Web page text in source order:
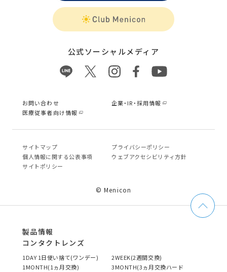
公式ソーシャルメディア
お問い合わせ
企業・IR・採用情報
医療従事者向け情報
サイトマップ
プライバシーポリシー
個⼈情報に関する公表事項
ウェブアクセシビリティ方針
サイトポリシー
© Menicon
製品情報
コンタクトレンズ
1DAY 1日使い捨て(ワンデー)
2WEEK(2週間交換)
1MONTH(1ヵ月交換)
3MONTH(3ヵ月交換ハード